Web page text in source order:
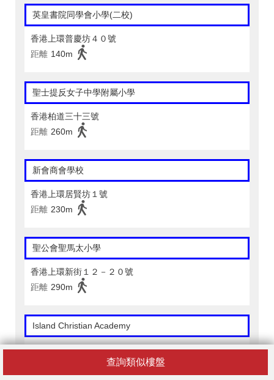
查詢類似樓盤
英皇書院同學會小學(二校)
香港上環普慶坊４０號
距離 140m
聖士提反女子中學附屬小學
香港柏道三十三號
距離 260m
新會商會學校
香港上環居賢坊１號
距離 230m
聖公會聖馬太小學
香港上環新街１２－２０號
距離 290m
Island Christian Academy
香港必列者士街７０號